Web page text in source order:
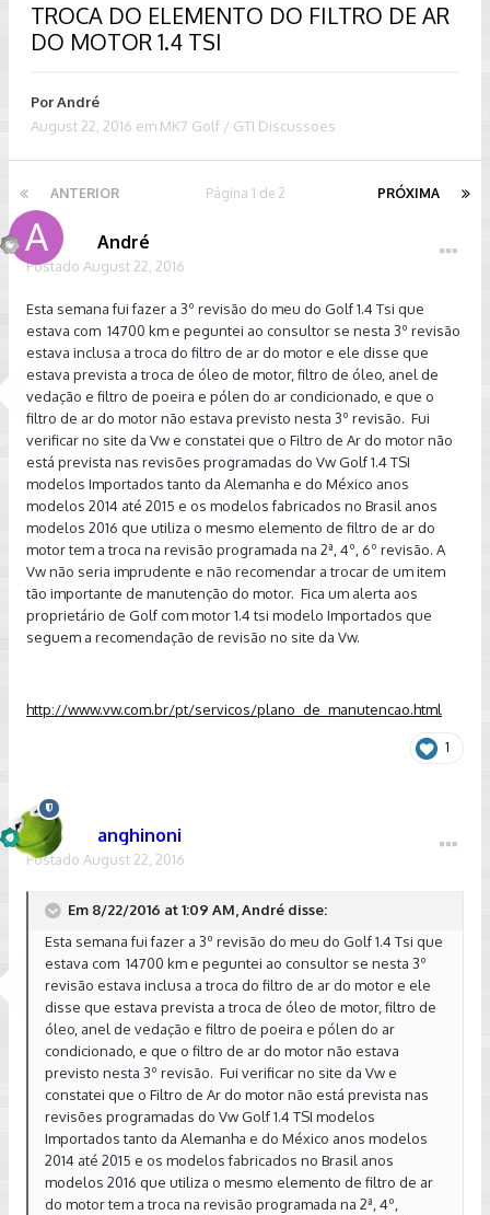
TROCA DO ELEMENTO DO FILTRO DE AR
DO MOTOR 1.4 TSI
PorAndré
August 22, 2016 em MK7 Golf / GTI Discussoes
ANTERIOR PRÓXIMA
Página 1 de 2
André
Postado August 22, 2016
Esta semana fui fazer a 3º revisão do meu do Golf 1.4 Tsi que
estava com 14700 km e peguntei ao consultor se nesta 3º revisão
estava inclusa a troca do filtro de ar do motor e ele disse que
estava prevista a troca de óleo de motor, filtro de óleo, anel de
vedação e filtro de poeira e pólen do ar condicionado, e que o
filtro de ar do motor não estava previsto nesta 3º revisão. Fui
verificar no site da Vw e constatei que o Filtro de Ar do motor não
está prevista nas revisões programadas do Vw Golf 1.4 TSI
modelos Importados tanto da Alemanha e do México anos
modelos 2014 até 2015 e os modelos fabricados no Brasil anos
modelos 2016 que utiliza o mesmo elemento de filtro de ar do
motor tem a troca na revisão programada na 2ª, 4º, 6º revisão. A
Vw não seria imprudente e não recomendar a trocar de um item
tão importante de manutenção do motor. Fica um alerta aos
proprietário de Golf com motor 1.4 tsi modelo Importados que
seguem a recomendação de revisão no site da Vw.
http://www.vw.com.br/pt/servicos/plano_de_manutencao.html
1
anghinoni
Postado August 22, 2016
Em 8/22/2016 at 1:09 AM, André disse:
Esta semana fui fazer a 3º revisão do meu do Golf 1.4 Tsi que
estava com 14700 km e peguntei ao consultor se nesta 3º
revisão estava inclusa a troca do filtro de ar do motor e ele
disse que estava prevista a troca de óleo de motor, filtro de
óleo, anel de vedação e filtro de poeira e pólen do ar
condicionado, e que o filtro de ar do motor não estava
previsto nesta 3º revisão. Fui verificar no site da Vw e
constatei que o Filtro de Ar do motor não está prevista nas
revisões programadas do Vw Golf 1.4 TSI modelos
Importados tanto da Alemanha e do México anos modelos
2014 até 2015 e os modelos fabricados no Brasil anos
modelos 2016 que utiliza o mesmo elemento de filtro de ar
do motor tem a troca na revisão programada na 2ª, 4º,